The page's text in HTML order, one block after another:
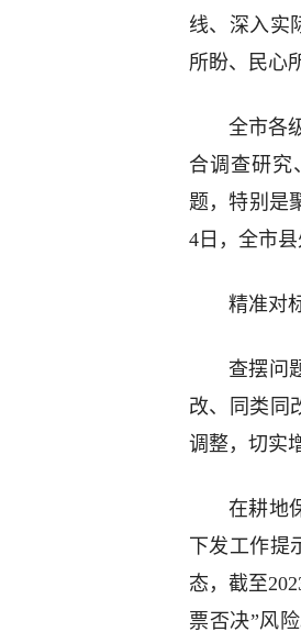
线、深入实
所盼、民心
全市各
合调查研究
题，特别是
4日，全市县
精准对
查摆问
改、同类同
调整，切实
在耕地
下发工作
态，截至
票否决”风